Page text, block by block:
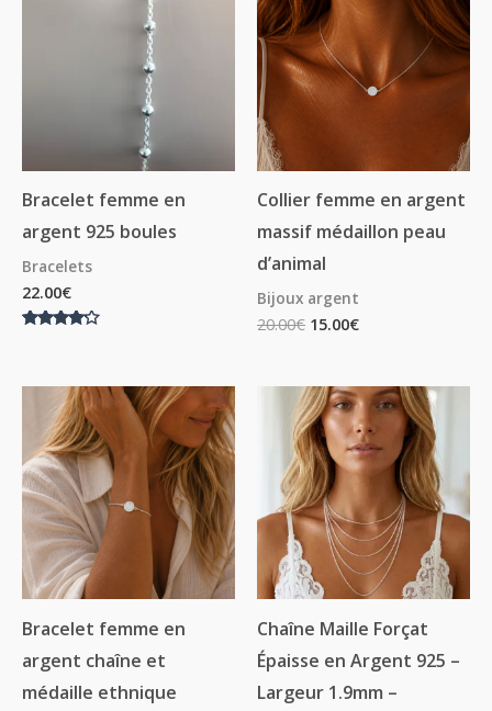
Bracelet femme en
argent 925 boules
Bracelets
22.00€
Collier femme en argent
massif médaillon peau
d’animal
Bijoux argent
20.00€ 15.00€
Bracelet femme en
argent chaîne et
médaille ethnique
Chaîne Maille Forçat
Épaisse en Argent 925 –
Largeur 1.9mm –
Plage
de
prix :
18.00€
à
24.50€